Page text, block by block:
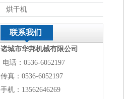
烘干机
联系我们
诸城市华邦机械有限公司
电话：0536-6052197
传真：0536-6052197
手机：13562646269